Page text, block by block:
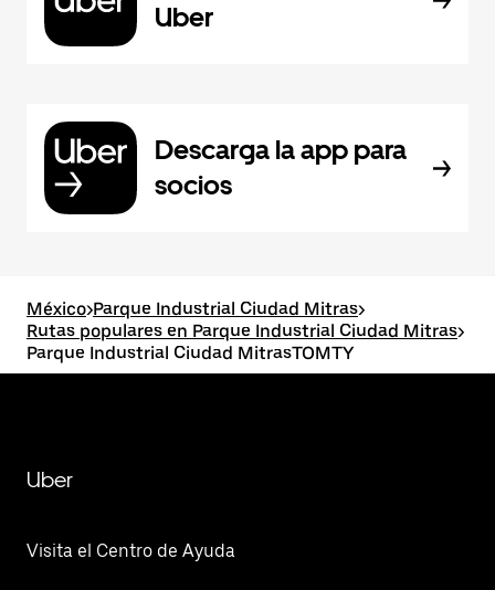
Uber
Descarga la app para
socios
México>Parque Industrial Ciudad Mitras>
Rutas populares en Parque Industrial Ciudad Mitras>
Parque Industrial Ciudad MitrasTOMTY
Uber
Visita el Centro de Ayuda